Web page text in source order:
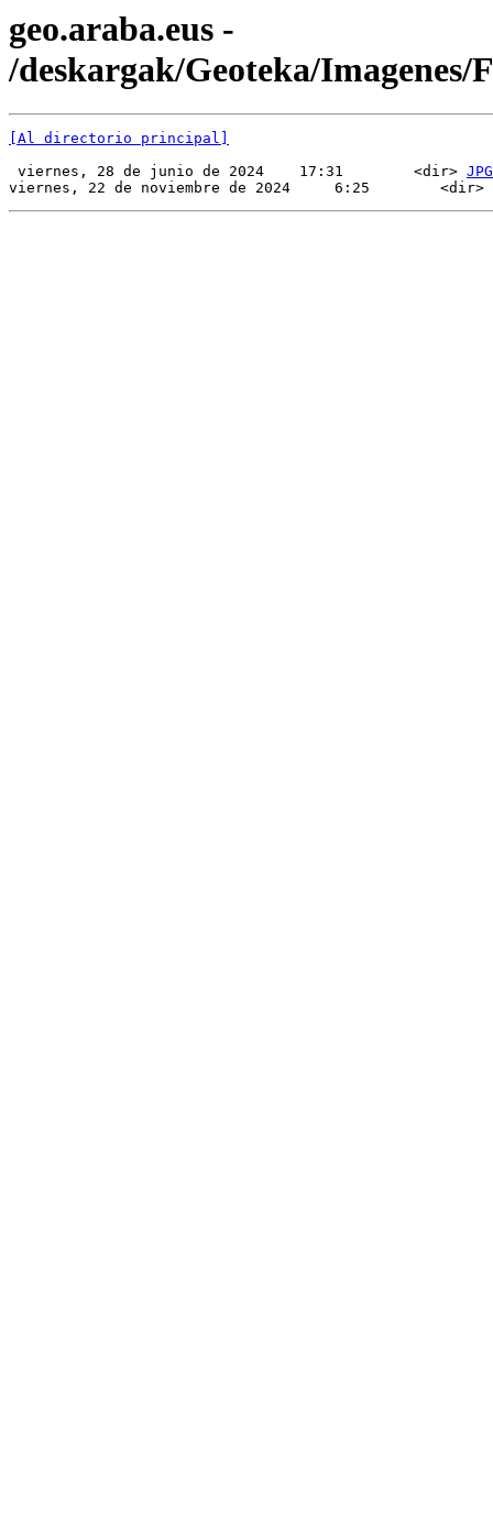
geo.araba.eus -
/deskargak/Geoteka/Imagenes/
[Al directorio principal]
viernes, 28 de junio de 2024    17:31        <dir> JPG
viernes, 22 de noviembre de 2024     6:25        <dir>